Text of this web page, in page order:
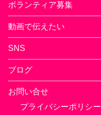
ボランティア募集
動画で伝えたい
SNS
ブログ
お問い合せ
プライバシーポリシー